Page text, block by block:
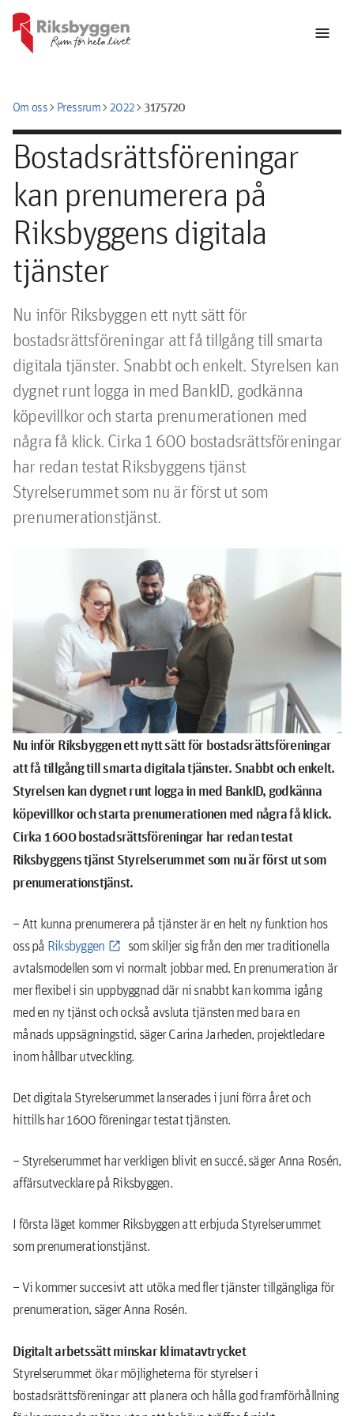
menu
Om osschevron_rightPressrumchevron_right2022chevron_right3175720
Bostadsrättsföreningar
kan prenumerera på
Riksbyggens digitala
tjänster
Nu inför Riksbyggen ett nytt sätt för
bostadsrättsföreningar att få tillgång till smarta
digitala tjänster. Snabbt och enkelt. Styrelsen kan
dygnet runt logga in med BankID, godkänna
köpevillkor och starta prenumerationen med
några få klick. Cirka 1 600 bostadsrättsföreningar
har redan testat Riksbyggens tjänst
Styrelserummet som nu är först ut som
prenumerationstjänst.
Nu inför Riksbyggen ett nytt sätt för bostadsrättsföreningar
att få tillgång till smarta digitala tjänster. Snabbt och enkelt.
Styrelsen kan dygnet runt logga in med BankID, godkänna
köpevillkor och starta prenumerationen med några få klick.
Cirka 1 600 bostadsrättsföreningar har redan testat
Riksbyggens tjänst Styrelserummet som nu är först ut som
prenumerationstjänst.
– Att kunna prenumerera på tjänster är en helt ny funktion hos
oss på Riksbyggen
som skiljer sig från den mer traditionella
avtalsmodellen som vi normalt jobbar med. En prenumeration är
mer flexibel i sin uppbyggnad där ni snabbt kan komma igång
med en ny tjänst och också avsluta tjänsten med bara en
månads uppsägningstid, säger Carina Jarheden, projektledare
inom hållbar utveckling.
Det digitala Styrelserummet lanserades i juni förra året och
hittills har 1600 föreningar testat tjänsten.
– Styrelserummet har verkligen blivit en succé, säger Anna Rosén,
affärsutvecklare på Riksbyggen.
I första läget kommer Riksbyggen att erbjuda Styrelserummet
som prenumerationstjänst.
– Vi kommer succesivt att utöka med fler tjänster tillgängliga för
prenumeration, säger Anna Rosén.
Digitalt arbetssätt minskar klimatavtrycket
Styrelserummet ökar möjligheterna för styrelser i
bostadsrättsföreningar att planera och hålla god framförhållning